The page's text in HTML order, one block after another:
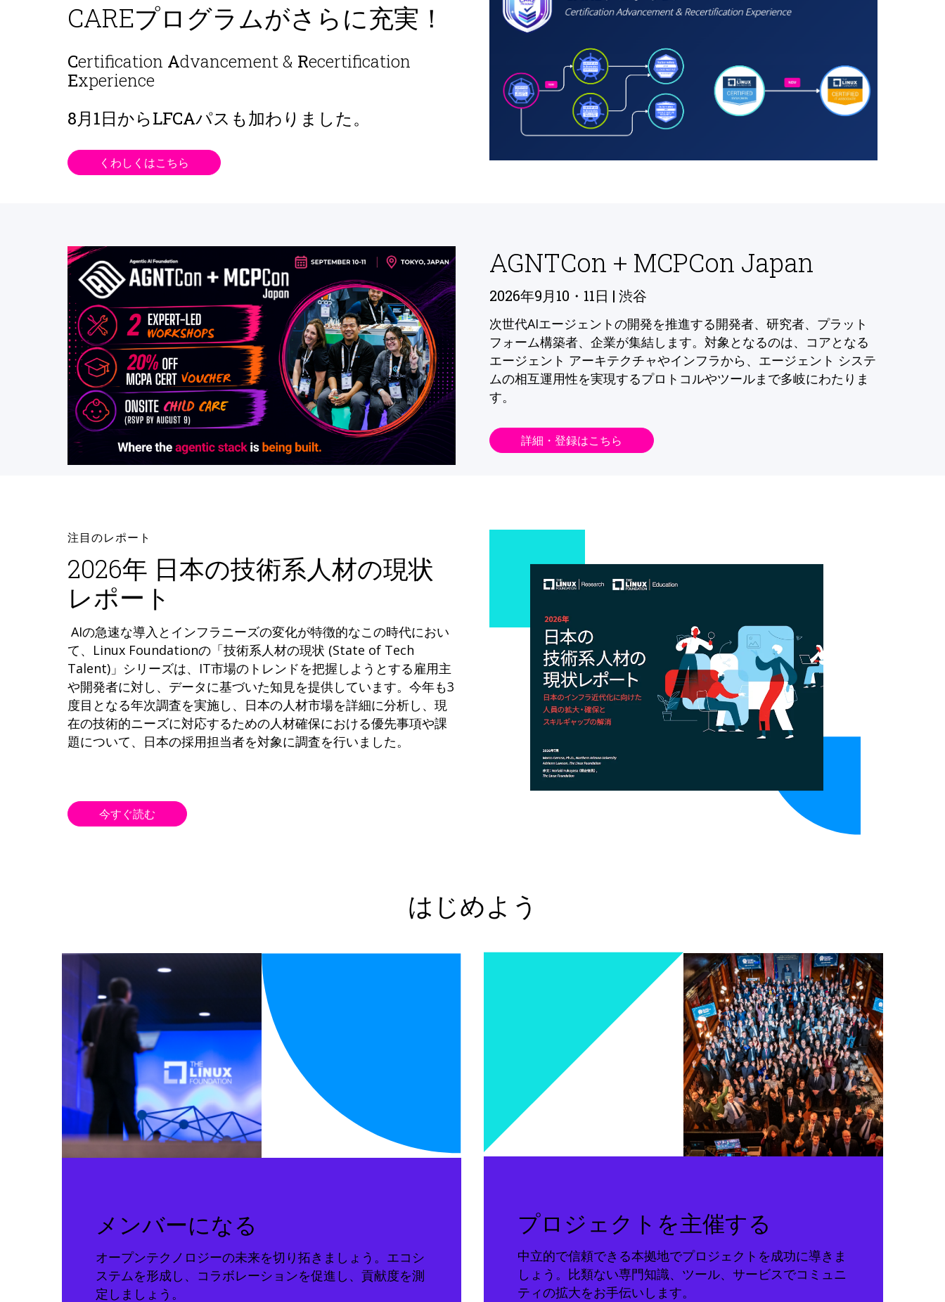
CAREプログラムがさらに充実！
Certification Advancement & Recertification
Experience
8月1日からLFCAパスも加わりました。
くわしくはこちら
AGNTCon + MCPCon Japan
2026年9月10・11日 | 渋谷
次世代AIエージェントの開発を推進する開発者、研究者、プラット
フォーム構築者、企業が集結します。対象となるのは、コアとなる
エージェント アーキテクチャやインフラから、エージェント システ
ムの相互運用性を実現するプロトコルやツールまで多岐にわたりま
す。
詳細・登録はこちら
注目のレポート
2026年 日本の技術系人材の現状
レポート
AIの急速な導入とインフラニーズの変化が特徴的なこの時代におい
て、Linux Foundationの「技術系人材の現状 (State of Tech
Talent)」シリーズは、IT市場のトレンドを把握しようとする雇用主
や開発者に対し、データに基づいた知見を提供しています。今年も3
度目となる年次調査を実施し、日本の人材市場を詳細に分析し、現
在の技術的ニーズに対応するための人材確保における優先事項や課
題について、日本の採用担当者を対象に調査を行いました。
今すぐ読む
はじめよう
メンバーになる
オープンテクノロジーの未来を切り拓きましょう。エコシ
ステムを形成し、コラボレーションを促進し、貢献度を測
定しましょう。
プロジェクトを主催する
中立的で信頼できる本拠地でプロジェクトを成功に導きま
しょう。比類ない専門知識、ツール、サービスでコミュニ
ティの拡大をお手伝いします。